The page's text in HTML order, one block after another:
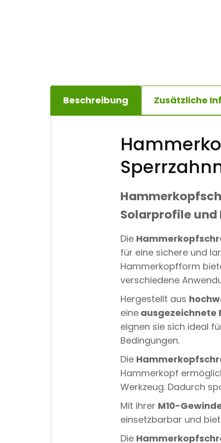
Beschreibung Zusätzliche
Solarprofile
Die
für eine sichere und
Hammerkopfform
verschiedene
Hergestellt aus
eine ausgezeichnete
eignen sie sich ideal
Bedingungen.
Die
Hammerkopf
Werkzeug. Dadurch
Mit ihrer M10-
einsetzbarbar und
Die